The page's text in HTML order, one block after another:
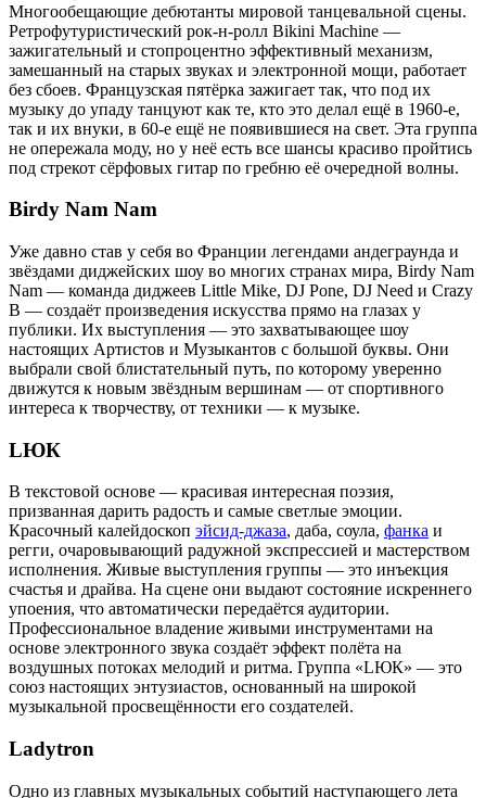
Многообещающие дебютанты мировой танцевальной сцены.
Ретрофутуристический рок-н-ролл Bikini Machine —
зажигательный и стопроцентно эффективный механизм,
замешанный на старых звуках и электронной мощи, работает
без сбоев. Французская пятёрка зажигает так, что под их
музыку до упаду танцуют как те, кто это делал ещё в 1960-е,
так и их внуки, в 60-е ещё не появившиеся на свет. Эта группа
не опережала моду, но у неё есть все шансы красиво пройтись
под стрекот сёрфовых гитар по гребню её очередной волны.
Birdy Nam Nam
Уже давно став у себя во Франции легендами андеграунда и
звёздами диджейских шоу во многих странах мира, Birdy Nam
Nam — команда диджеев Little Mike, DJ Pone, DJ Need и Crazy
B — создаёт произведения искусства прямо на глазах у
публики. Их выступления — это захватывающее шоу
настоящих Артистов и Музыкантов с большой буквы. Они
выбрали свой блистательный путь, по которому уверенно
движутся к новым звёздным вершинам — от спортивного
интереса к творчеству, от техники — к музыке.
LЮК
В текстовой основе — красивая интересная поэзия,
призванная дарить радость и самые светлые эмоции.
Красочный калейдоскоп эйсид-джаза, даба, соула, фанка и
регги, очаровывающий радужной экспрессией и мастерством
исполнения. Живые выступления группы — это инъекция
счастья и драйва. На сцене они выдают состояние искреннего
упоения, что автоматически передаётся аудитории.
Профессиональное владение живыми инструментами на
основе электронного звука создаёт эффект полёта на
воздушных потоках мелодий и ритма. Группа «LЮК» — это
союз настоящих энтузиастов, основанный на широкой
музыкальной просвещённости его создателей.
Ladytron
Одно из главных музыкальных событий наступающего лета